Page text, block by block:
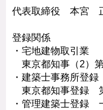
代表取締役 本宮
登録関係
・宅地建物取引業
東京都知事（2）
・建築士事務所登
東京都知事登録
・管理建築士登録